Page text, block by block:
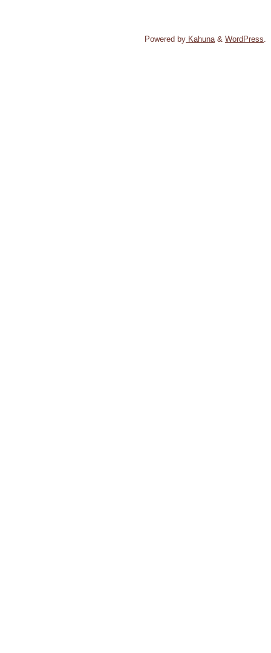
Powered by Kahuna& WordPress.